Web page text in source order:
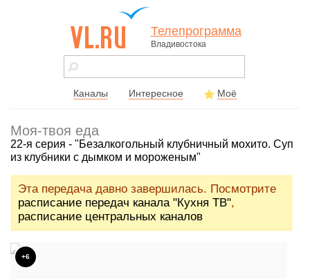
vl.ru - сайт
города
Телепрограмма
Владивостока
Каналы Интересное Моё
Моя-твоя еда
22-я серия - "Безалкогольный клубничный мохито. Суп
из клубники с дымком и мороженым"
Эта передача давно завершилась. Посмотрите
расписание передач канала "Кухня ТВ",
расписание центральных каналов
+6